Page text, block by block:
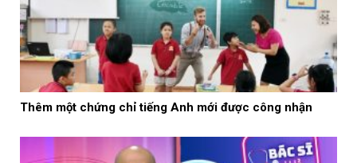
Thêm một chứng chỉ tiếng Anh mới được công nhận